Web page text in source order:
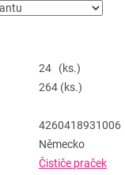
24 (ks.)
264 (ks.)
4260418931006
Německo
Čističe praček